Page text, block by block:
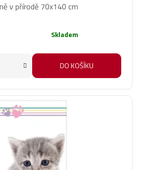
v přírodě 70x140 cm
Skladem
DO KOŠÍKU